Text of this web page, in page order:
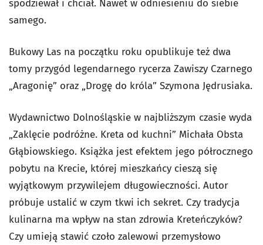
spodziewał i chciał. Nawet w odniesieniu do siebie
samego.
Bukowy Las na początku roku opublikuje też dwa
tomy przygód legendarnego rycerza Zawiszy Czarnego
„Aragonię” oraz „Drogę do króla” Szymona Jędrusiaka.
Wydawnictwo Dolnośląskie w najbliższym czasie wyda
„Zaklęcie podróżne. Kreta od kuchni” Michała Obsta
Głąbiowskiego. Książka jest efektem jego półrocznego
pobytu na Krecie, której mieszkańcy cieszą się
wyjątkowym przywilejem długowieczności. Autor
próbuje ustalić w czym tkwi ich sekret. Czy tradycja
kulinarna ma wpływ na stan zdrowia Kreteńczyków?
Czy umieją stawić czoło zalewowi przemysłowo